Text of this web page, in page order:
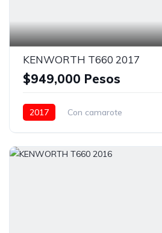
KENWORTH T660 2017
$949,000 Pesos
2017 Con camarote